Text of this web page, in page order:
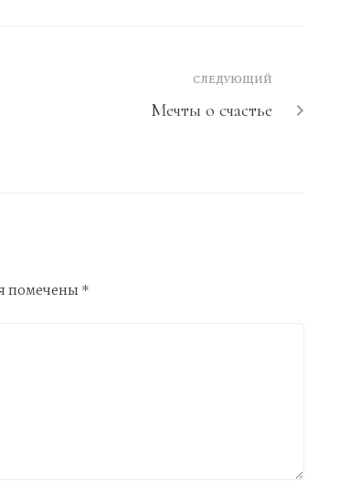
СЛЕДУЮЩИЙ
Мечты о счастье
помечены *